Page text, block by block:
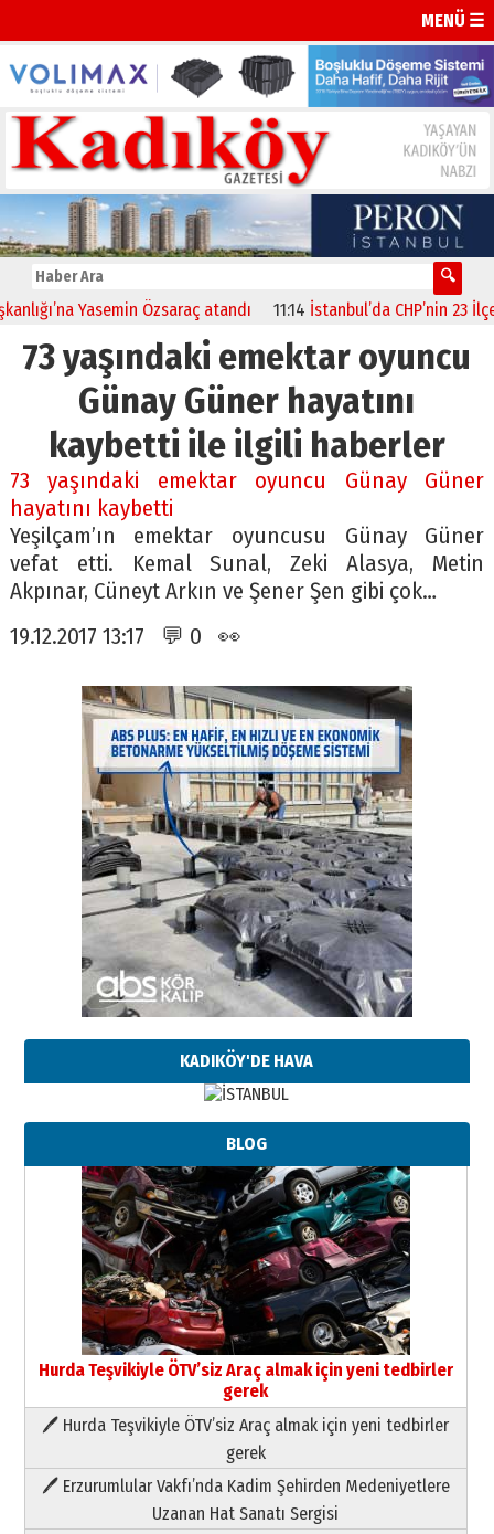
MENÜ ☰
Yasemin Özsaraç atandı 11:14 İstanbul’da CHP’nin 23 İlçe
73 yaşındaki emektar oyuncu
Günay Güner hayatını
kaybetti ile ilgili haberler
73 yaşındaki emektar oyuncu Günay Güner
hayatını kaybetti
Yeşilçam’ın emektar oyuncusu Günay Güner
vefat etti. Kemal Sunal, Zeki Alasya, Metin
Akpınar, Cüneyt Arkın ve Şener Şen gibi çok…
19.12.2017 13:17 💬 0 👀
KADIKÖY'DE HAVA
BLOG
Hurda Teşvikiyle ÖTV’siz Araç almak için yeni tedbirler
gerek
🖊 Hurda Teşvikiyle ÖTV’siz Araç almak için yeni tedbirler
gerek
🖊 Erzurumlular Vakfı’nda Kadim Şehirden Medeniyetlere
Uzanan Hat Sanatı Sergisi
Paranın Aile Kültüründeki Yeri
03 Ağustos 2026 Pazartesi